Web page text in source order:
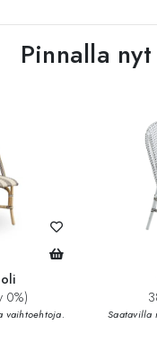
Pinnalla nyt
0%)
vaihtoehtoja. Saatavilla